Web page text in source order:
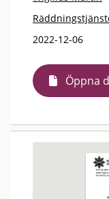
2022-12-06
Öppna